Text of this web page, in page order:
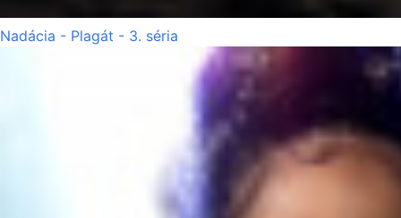
Nadácia - Plagát - 3. séria